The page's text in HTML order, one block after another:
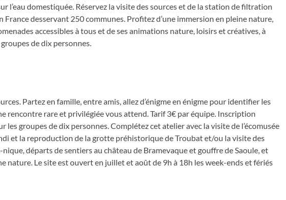
l’eau domestiquée. Réservez la visite des sources et de la station de filtration
France desservant 250 communes. Profitez d’une immersion en pleine nature,
accessibles à tous et de ses animations nature, loisirs et créatives, à
de dix personnes.
Partez en famille, entre amis, allez d’énigme en énigme pour identifier les
rencontre rare et privilégiée vous attend. Tarif 3€ par équipe. Inscription
groupes de dix personnes. Complétez cet atelier avec la visite de l’écomusée
et la reproduction de la grotte préhistorique de Troubat et/ou la visite des
départs de sentiers au château de Bramevaque et gouffre de Saoule, et
Le site est ouvert en juillet et août de 9h à 18h les week-ends et fériés